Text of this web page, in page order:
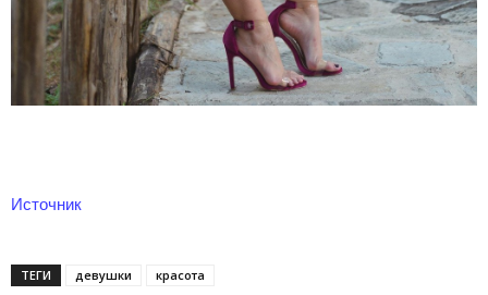
Источник
ТЕГИ девушки красота